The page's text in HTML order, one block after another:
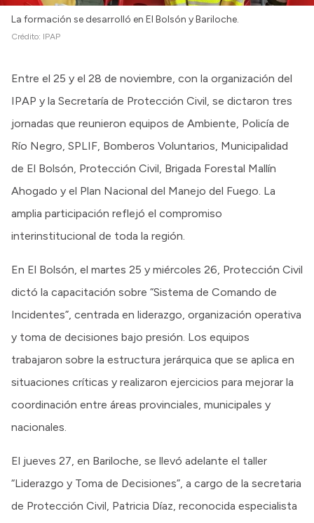
La formación se desarrolló en El Bolsón y Bariloche.
Crédito: IPAP
Entre el 25 y el 28 de noviembre, con la organización del
IPAP y la Secretaría de Protección Civil, se dictaron tres
jornadas que reunieron equipos de Ambiente, Policía de
Río Negro, SPLIF, Bomberos Voluntarios, Municipalidad
de El Bolsón, Protección Civil, Brigada Forestal Mallín
Ahogado y el Plan Nacional del Manejo del Fuego. La
amplia participación reflejó el compromiso
interinstitucional de toda la región.
En El Bolsón, el martes 25 y miércoles 26, Protección Civil
dictó la capacitación sobre “Sistema de Comando de
Incidentes”, centrada en liderazgo, organización operativa
y toma de decisiones bajo presión. Los equipos
trabajaron sobre la estructura jerárquica que se aplica en
situaciones críticas y realizaron ejercicios para mejorar la
coordinación entre áreas provinciales, municipales y
nacionales.
El jueves 27, en Bariloche, se llevó adelante el taller
“Liderazgo y Toma de Decisiones”, a cargo de la secretaria
de Protección Civil, Patricia Díaz, reconocida especialista